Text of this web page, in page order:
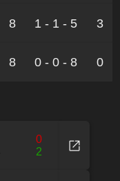
8 1 - 1 - 5 3
8 0 - 0 - 8 0
0
2